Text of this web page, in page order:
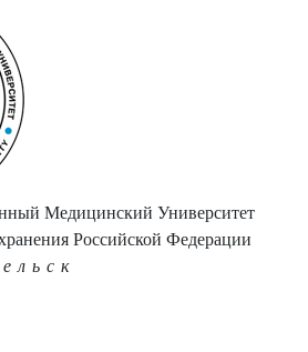
Медицинский Университет
Российской Федерации